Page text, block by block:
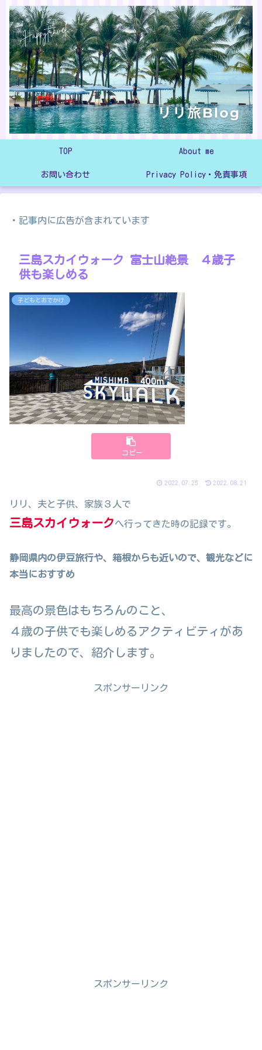
TOP About me
お問い合わせ Privacy Policy・免責事項
・記事内に広告が含まれています
三島スカイウォーク 富士山絶景 ４歳子
供も楽しめる
子どもとおでかけ
コピー
2022.07.25 2022.08.21
リリ、夫と子供、家族３人で
三島スカイウォークへ行ってきた時の記録です。
静岡県内の伊豆旅行や、箱根からも近いので、観光などに
本当におすすめ
最高の景色はもちろんのこと、
４歳の子供でも楽しめるアクティビティがあ
りましたので、紹介します。
スポンサーリンク
スポンサーリンク